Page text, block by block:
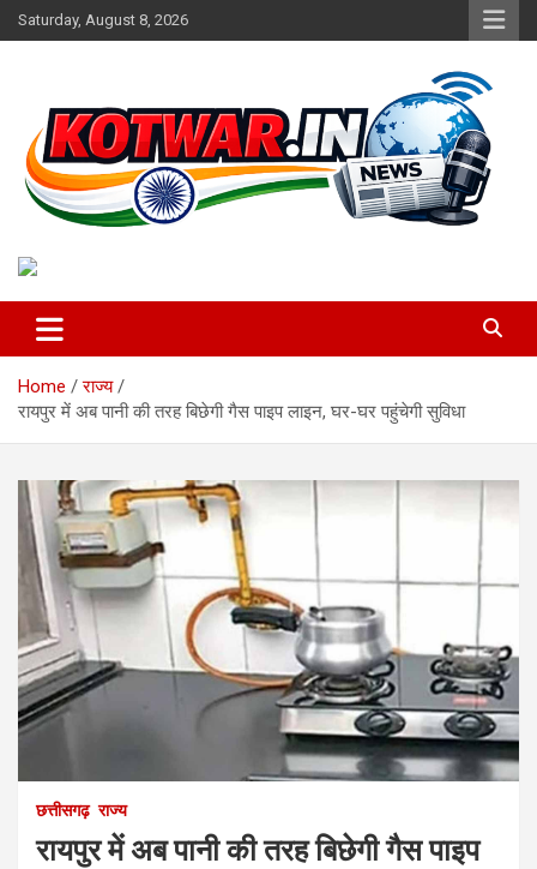
Skip
to
Saturday, August 8, 2026
kotwar.in
Home
राज्य
रायपुर में अब पानी की तरह बिछेगी गैस पाइप लाइन, घर-घर पहुंचेगी सुविधा
छत्तीसगढ़ राज्य
रायपुर में अब पानी की तरह बिछेगी गैस पाइप